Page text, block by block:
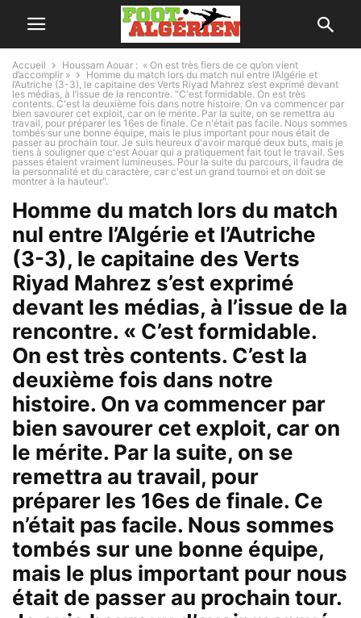
Accueil
Houssam Aouar : « On est très fiers de ce qu’on vient
d’accomplir »
Homme du match lors du match nul entre l’Algérie et
l’Autriche (3-3), le capitaine des Verts Riyad Mahrez s’est exprimé devant
les médias, à l’issue de la rencontre. "C'est formidable. On est très
contents. C'est la deuxième fois dans notre histoire. On va commencer par
bien savourer cet exploit, car on le mérite. Par la suite, on se remettra au
travail, pour préparer les 16es de finale. Ce n'était pas facile. Nous sommes
tombés sur une bonne équipe, mais le plus important pour nous était de
passer au prochain tour. Je suis heureux d'avoir marqué deux buts, mais je
tiens à souligner que c'est Aouar qui a pratiquement fait tout le travail. Ses
passes étaient vraiment lumineuses. Pour la suite du parcours, il faudra de
la personnalité et du caractère, car c'est un grand tournoi et on doit se
montrer à la hauteur".
Homme du match lors du match
nul entre l’Algérie et l’Autriche
(3-3), le capitaine des Verts
Riyad Mahrez s’est exprimé
devant les médias, à l’issue de la
rencontre. « C’est formidable.
On est très contents. C’est la
deuxième fois dans notre
histoire. On va commencer par
bien savourer cet exploit, car on
le mérite. Par la suite, on se
remettra au travail, pour
préparer les 16es de finale. Ce
n’était pas facile. Nous sommes
tombés sur une bonne équipe,
mais le plus important pour nous
était de passer au prochain tour.